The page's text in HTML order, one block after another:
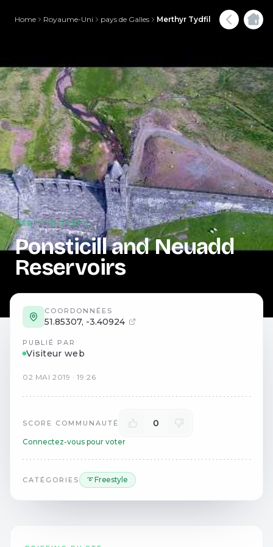
Home Royaume-Uni pays de Galles Merthyr Tydfil
MERTHYR TYDFIL
Ponsticill and Neuadd
Reservoirs
COORDONNÉES
51.85307, -3.40924
PUBLIÉ PAR
Visiteur web
02 MAI 2019 ·19:26
SCORE COMMUNAUTÉ 0
Connectez-vous pour voter
CATÉGORIES ➰ Freestyle